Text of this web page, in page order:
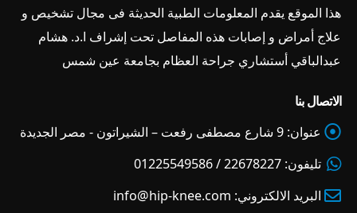
هذا الموقع يقدم المعلومات الطبية الحديثة فى مجال تشخيص و
علاج أمراض و إصابات هذه المفاصل تحت إشراف ا.د. هشام
عبدالباقي أستشاري جراحة العظام بجامعة عين شمس
الاتصال بنا
عنوان: 9 شارع مصطفى رفعت – الشيراتون - مصر الجديدة
تليفون: 22678227 / 01225549586
البريد الالكتروني: info@hip-knee.com